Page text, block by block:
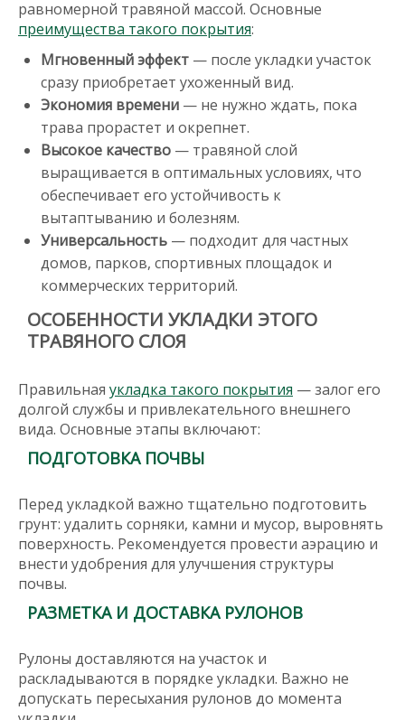
равномерной травяной массой. Основные
преимущества такого покрытия:
Мгновенный эффект — после укладки участок
сразу приобретает ухоженный вид.
Экономия времени — не нужно ждать, пока
трава прорастет и окрепнет.
Высокое качество — травяной слой
выращивается в оптимальных условиях, что
обеспечивает его устойчивость к
вытаптыванию и болезням.
Универсальность — подходит для частных
домов, парков, спортивных площадок и
коммерческих территорий.
ОСОБЕННОСТИ УКЛАДКИ ЭТОГО
ТРАВЯНОГО СЛОЯ
Правильная укладка такого покрытия — залог его
долгой службы и привлекательного внешнего
вида. Основные этапы включают:
ПОДГОТОВКА ПОЧВЫ
Перед укладкой важно тщательно подготовить
грунт: удалить сорняки, камни и мусор, выровнять
поверхность. Рекомендуется провести аэрацию и
внести удобрения для улучшения структуры
почвы.
РАЗМЕТКА И ДОСТАВКА РУЛОНОВ
Рулоны доставляются на участок и
раскладываются в порядке укладки. Важно не
допускать пересыхания рулонов до момента